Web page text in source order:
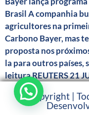
Brasil A companhia
agricultores na
Carbono Bayer, mas
proposta nos
la para outros países,
leitura REUTERS 21
© Copyright |